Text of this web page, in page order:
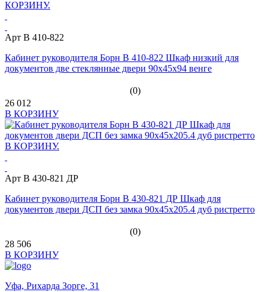
Арт В 410-822
Кабинет руководителя Борн В 410-822 Шкаф низкий для
документов две стеклянные двери 90x45x94 венге
(0)
26 012
В КОРЗИНУ
Арт B 430-821 ДР
Кабинет руководителя Борн B 430-821 ДР Шкаф для
документов двери ДСП без замка 90х45х205.4 дуб ристретто
(0)
28 506
В КОРЗИНУ
Уфа, Рихарда Зорге, 31